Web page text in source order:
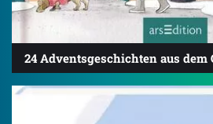
24 Adventsgeschichten aus dem